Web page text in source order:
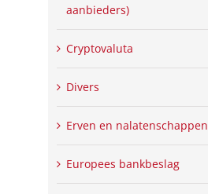
aanbieders)
Cryptovaluta
Divers
Erven en nalatenschappen
Europees bankbeslag